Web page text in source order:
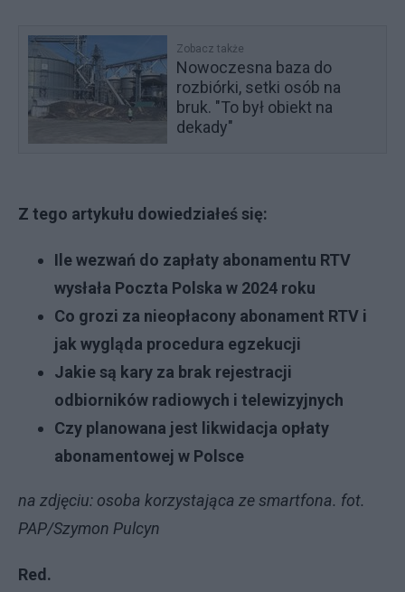
Zobacz także
Nowoczesna baza do
rozbiórki, setki osób na
bruk. "To był obiekt na
dekady"
Z tego artykułu dowiedziałeś się:
Ile wezwań do zapłaty abonamentu RTV
wysłała Poczta Polska w 2024 roku
Co grozi za nieopłacony abonament RTV i
jak wygląda procedura egzekucji
Jakie są kary za brak rejestracji
odbiorników radiowych i telewizyjnych
Czy planowana jest likwidacja opłaty
abonamentowej w Polsce
na zdjęciu: osoba korzystająca ze smartfona. fot.
PAP/Szymon Pulcyn
Red.